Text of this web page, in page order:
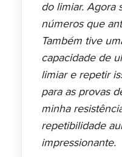
do limiar. Agora
números que
Também tive
capacidade de
limiar e repetir
para as provas
minha
repetibilidade
impressionante.